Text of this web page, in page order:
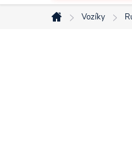
Domů
Vozíky